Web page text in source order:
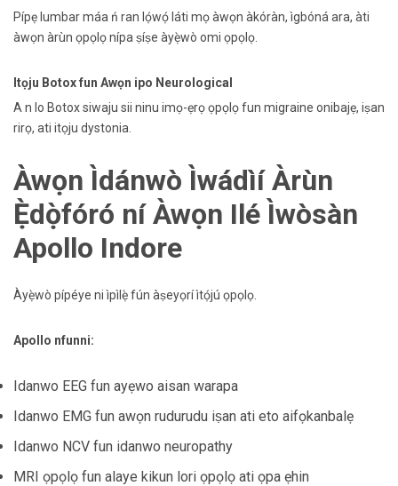
Pípẹ lumbar máa ń ran lọ́wọ́ láti mọ àwọn àkóràn, ìgbóná ara, àti
àwọn àrùn ọpọlọ nípa ṣíṣe àyẹ̀wò omi ọpọlọ.
Itọju Botox fun Awọn ipo Neurological
A n lo Botox siwaju sii ninu imọ-ẹrọ ọpọlọ fun migraine onibajẹ, iṣan
rirọ, ati itọju dystonia.
Àwọn Ìdánwò Ìwádìí Àrùn
Ẹ̀dọ̀fóró ní Àwọn Ilé Ìwòsàn
Apollo Indore
Àyẹ̀wò pípéye ni ìpìlẹ̀ fún àṣeyọrí ìtọ́jú ọpọlọ.
Apollo nfunni:
Idanwo EEG fun ayẹwo aisan warapa
Idanwo EMG fun awọn rudurudu iṣan ati eto aifọkanbalẹ
Idanwo NCV fun idanwo neuropathy
MRI ọpọlọ fun alaye kikun lori ọpọlọ ati ọpa ẹhin